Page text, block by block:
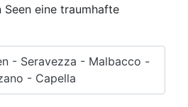
Seen eine traumhafte
- Seravezza - Malbacco -
- Capella